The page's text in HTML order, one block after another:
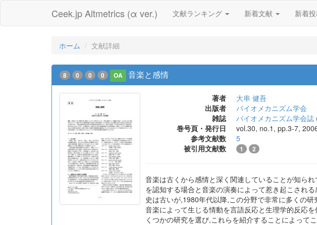
Ceek.jp Altmetrics (α ver.) 文献ランキング 新着文献 新着
ホーム 文献詳細
8 0 0 0 OA 音楽と感情
著者
大串 健吾
出版者
バイオメカニズム学会
雑誌
バイオメカニズム学会誌
巻号頁・発行日
vol.30, no.1, pp.3-7,
参考文献数
5
被引用文献数
1 2
音楽は古くから感情と深く関連していることが知ら
を認知する場合と音楽の演奏によって惹き起こされ
史は古いが,1980年代以降,この分野で非常に多くの
音楽によって生じる情動を言語反応と生理学的反応
くつかの研究を選び,これらを紹介することによって